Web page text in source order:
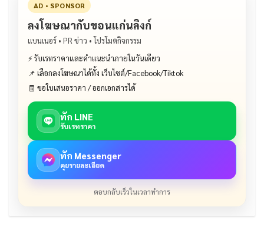
AD • SPONSOR
ลงโฆษณากับขอนแก่นลิงก์
แบนเนอร์ • PR ข่าว • โปรโมตกิจกรรม
⚡ รับเรทราคาและคำแนะนำภายในวันเดียว
📌 เลือกลงโฆษณาได้ทั้ง เว็บไซต์/Facebook/Tiktok
🧾 ขอใบเสนอราคา / ออกเอกสารได้
ทัก LINE
รับเรทราคา
ทัก Messenger
คุยรายละเอียด
ตอบกลับเร็วในเวลาทำการ